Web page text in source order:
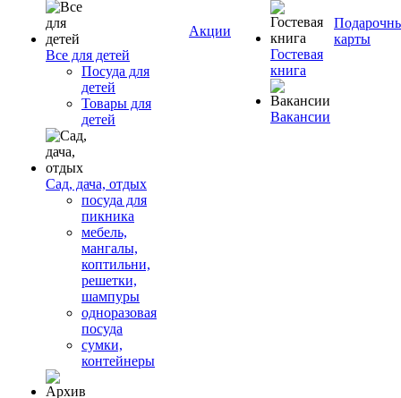
Все для детей
Посуда для
детей
Товары для
детей
Сад, дача, отдых
посуда для
пикника
мебель,
мангалы,
коптильни,
решетки,
шампуры
одноразовая
посуда
сумки,
контейнеры
Акции
Гостевая
книга
Вакансии
карты